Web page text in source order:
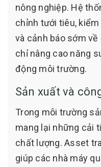
nông nghiệp. Hệ
chỉnh tưới tiêu,
và cảnh báo sớm
chỉ nâng cao năng
động môi trường.
Sản xuất và
Trong môi trường
mang lại những cải
chất lượng. Asset
giúp các nhà máy